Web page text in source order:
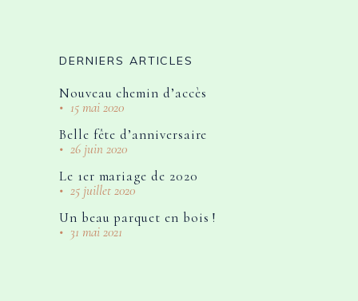
DERNIERS ARTICLES
Nouveau chemin d’accès
15 mai 2020
Belle fête d’anniversaire
26 juin 2020
Le 1er mariage de 2020
25 juillet 2020
Un beau parquet en bois !
31 mai 2021